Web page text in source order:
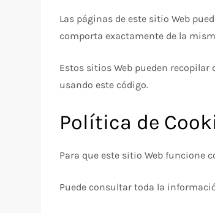
Las páginas de este sitio Web
comporta exactamente de la
Estos sitios Web pueden
usando este código.
Política de
Para que este sitio Web funcione
Puede consultar toda la